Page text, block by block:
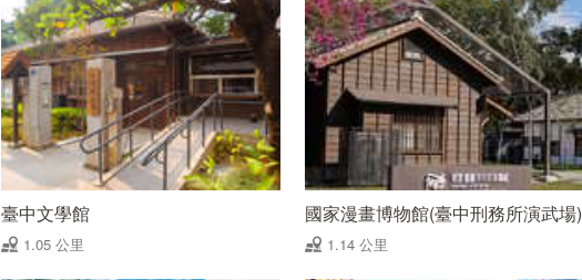
臺中文學館
1.05 公里
國家漫畫博物館(臺中刑務所演武場)
1.14 公里